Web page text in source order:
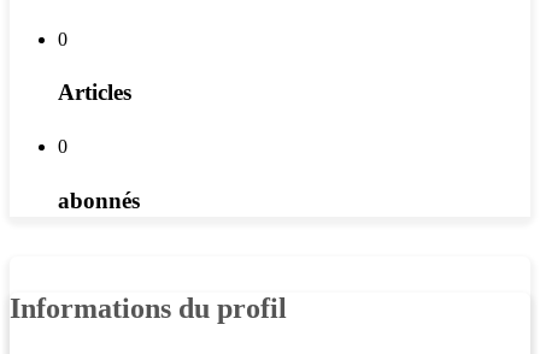
0
Articles
0
abonnés
Informations du profil